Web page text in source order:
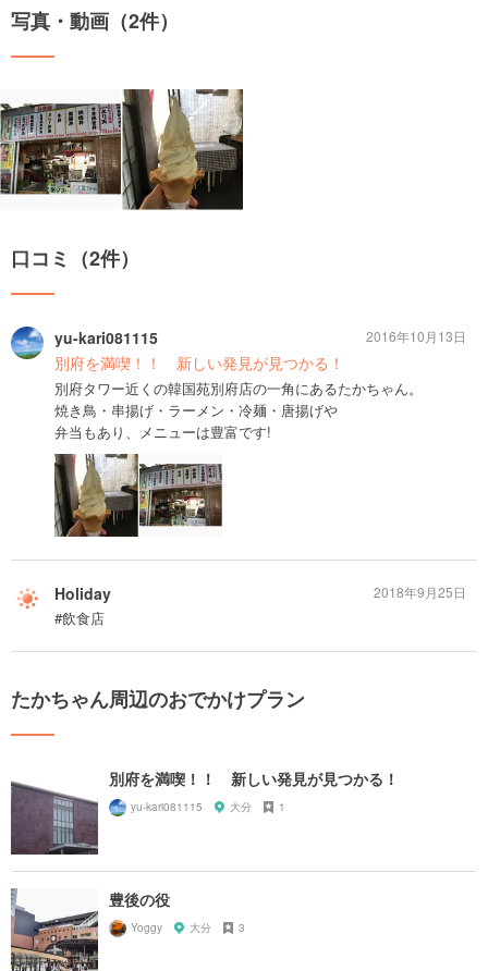
写真・動画（2件）
口コミ（2件）
yu-kari081115
別府を満喫！！ 新しい発見が見つかる！
別府タワー近くの韓国苑別府店の一角にあるたかちゃん。
焼き鳥・串揚げ・ラーメン・冷麺・唐揚げや
弁当もあり、メニューは豊富です!
2016年10月13日
Holiday
#飲食店
2018年9月25日
たかちゃん周辺のおでかけプラン
別府を満喫！！ 新しい発見が見つかる！
yu-kari081115 大分 1
豊後の役
Yoggy 大分 3